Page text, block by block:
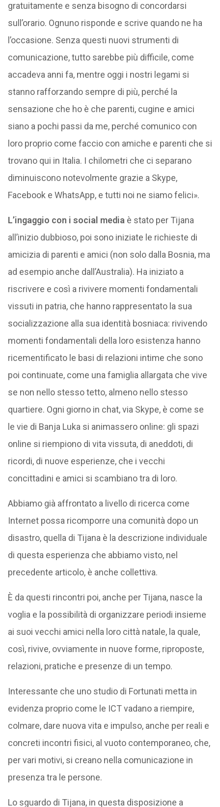
gratuitamente e senza bisogno di concordarsi
sull’orario. Ognuno risponde e scrive quando ne ha
l’occasione. Senza questi nuovi strumenti di
comunicazione, tutto sarebbe più difficile, come
accadeva anni fa, mentre oggi i nostri legami si
stanno rafforzando sempre di più, perché la
sensazione che ho è che parenti, cugine e amici
siano a pochi passi da me, perché comunico con
loro proprio come faccio con amiche e parenti che si
trovano qui in Italia. I chilometri che ci separano
diminuiscono notevolmente grazie a Skype,
Facebook e WhatsApp, e tutti noi ne siamo felici».
L’ingaggio con i social media è stato per Tijana
all’inizio dubbioso, poi sono iniziate le richieste di
amicizia di parenti e amici (non solo dalla Bosnia, ma
ad esempio anche dall’Australia). Ha iniziato a
riscrivere e così a rivivere momenti fondamentali
vissuti in patria, che hanno rappresentato la sua
socializzazione alla sua identità bosniaca: rivivendo
momenti fondamentali della loro esistenza hanno
ricementificato le basi di relazioni intime che sono
poi continuate, come una famiglia allargata che vive
se non nello stesso tetto, almeno nello stesso
quartiere. Ogni giorno in chat, via Skype, è come se
le vie di Banja Luka si animassero online: gli spazi
online si riempiono di vita vissuta, di aneddoti, di
ricordi, di nuove esperienze, che i vecchi
concittadini e amici si scambiano tra di loro.
Abbiamo già affrontato a livello di ricerca come
Internet possa ricomporre una comunità dopo un
disastro, quella di Tijana è la descrizione individuale
di questa esperienza che abbiamo visto, nel
precedente articolo, è anche collettiva.
È da questi rincontri poi, anche per Tijana, nasce la
voglia e la possibilità di organizzare periodi insieme
ai suoi vecchi amici nella loro città natale, la quale,
così, rivive, ovviamente in nuove forme, riproposte,
relazioni, pratiche e presenze di un tempo.
Interessante che uno studio di Fortunati metta in
evidenza proprio come le ICT vadano a riempire,
colmare, dare nuova vita e impulso, anche per reali e
concreti incontri fisici, al vuoto contemporaneo, che,
per vari motivi, si creano nella comunicazione in
presenza tra le persone.
Lo sguardo di Tijana, in questa disposizione a